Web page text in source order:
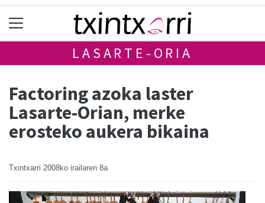
LASARTE-ORIA
Factoring azoka laster
Lasarte-Orian, merke
erosteko aukera bikaina
Txintxarri 2008ko irailaren 8a